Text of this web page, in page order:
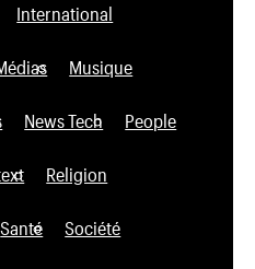
International
Musique
News Tech People
Religion
Santé Société